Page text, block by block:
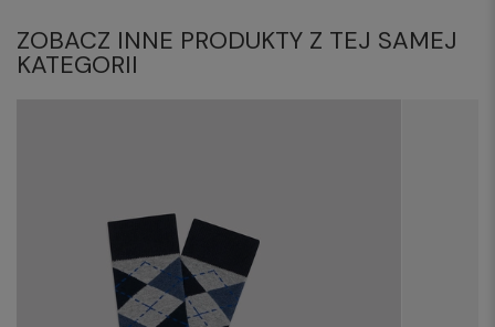
ZOBACZ INNE PRODUKTY Z TEJ SAMEJ
KATEGORII